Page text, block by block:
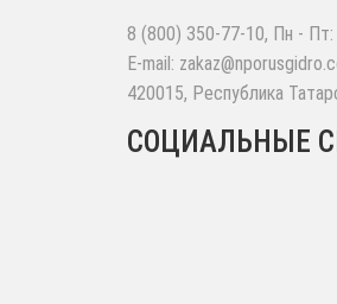
8 (800) 350-77-10, Пн - Пт:
E-mail:
420015, Республика
СОЦИАЛЬНЫЕ